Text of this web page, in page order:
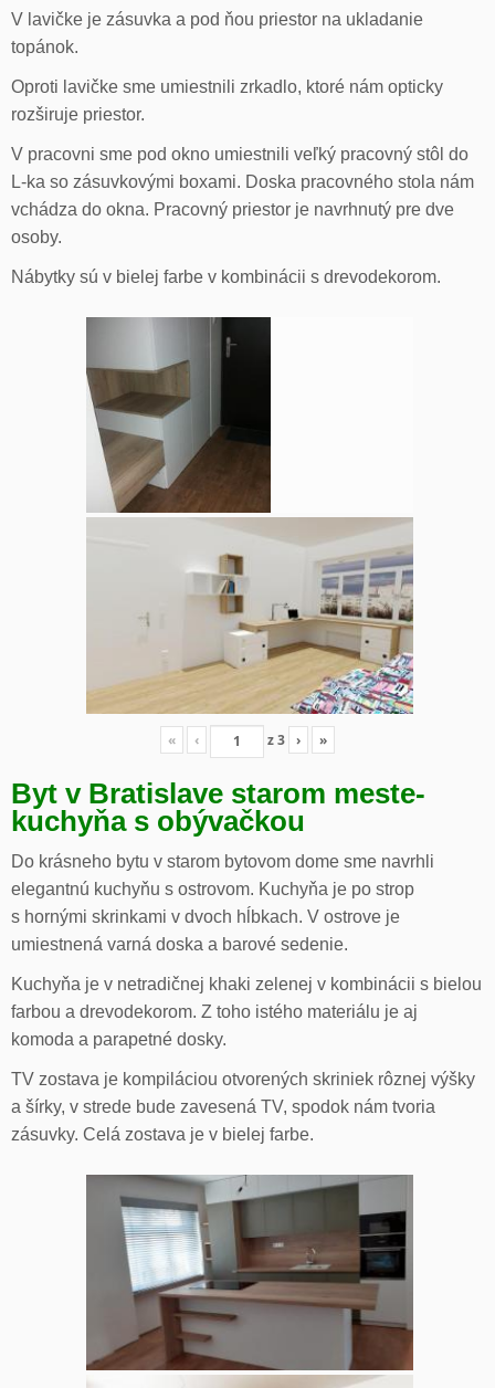
V lavičke je zásuvka a pod ňou priestor na ukladanie
topánok.
Oproti lavičke sme umiestnili zrkadlo, ktoré nám opticky
rozširuje priestor.
V pracovni sme pod okno umiestnili veľký pracovný stôl do
L-ka so zásuvkovými boxami. Doska pracovného stola nám
vchádza do okna. Pracovný priestor je navrhnutý pre dve
osoby.
Nábytky sú v bielej farbe v kombinácii s drevodekorom.
« ‹ z3 › »
Byt v Bratislave starom meste-
kuchyňa s obývačkou
Do krásneho bytu v starom bytovom dome sme navrhli
elegantnú kuchyňu s ostrovom. Kuchyňa je po strop
s hornými skrinkami v dvoch hĺbkach. V ostrove je
umiestnená varná doska a barové sedenie.
Kuchyňa je v netradičnej khaki zelenej v kombinácii s bielou
farbou a drevodekorom. Z toho istého materiálu je aj
komoda a parapetné dosky.
TV zostava je kompiláciou otvorených skriniek rôznej výšky
a šírky, v strede bude zavesená TV, spodok nám tvoria
zásuvky. Celá zostava je v bielej farbe.